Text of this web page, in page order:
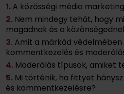
1. A közösségi média
2. Nem mindegy tehát, hogy
magadnak és a
3. Amit a márkád
kommentkezelés és
4. Moderálás típusok, amiket
5. Mi történik, ha fittyet
és kommentkezelésre?